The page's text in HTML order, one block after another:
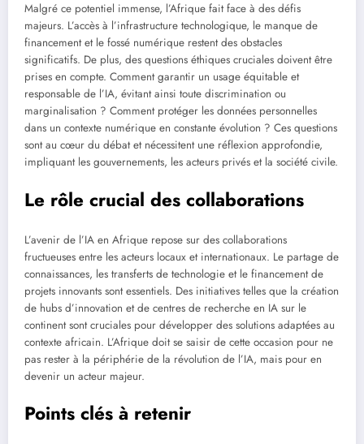
Malgré ce potentiel immense, l’Afrique fait face à des défis
majeurs. L’accès à l’infrastructure technologique, le manque de
financement et le fossé numérique restent des obstacles
significatifs. De plus, des questions éthiques cruciales doivent être
prises en compte. Comment garantir un usage équitable et
responsable de l’IA, évitant ainsi toute discrimination ou
marginalisation ? Comment protéger les données personnelles
dans un contexte numérique en constante évolution ? Ces questions
sont au cœur du débat et nécessitent une réflexion approfondie,
impliquant les gouvernements, les acteurs privés et la société civile.
Le rôle crucial des collaborations
L’avenir de l’IA en Afrique repose sur des collaborations
fructueuses entre les acteurs locaux et internationaux. Le partage de
connaissances, les transferts de technologie et le financement de
projets innovants sont essentiels. Des initiatives telles que la création
de hubs d’innovation et de centres de recherche en IA sur le
continent sont cruciales pour développer des solutions adaptées au
contexte africain. L’Afrique doit se saisir de cette occasion pour ne
pas rester à la périphérie de la révolution de l’IA, mais pour en
devenir un acteur majeur.
Points clés à retenir